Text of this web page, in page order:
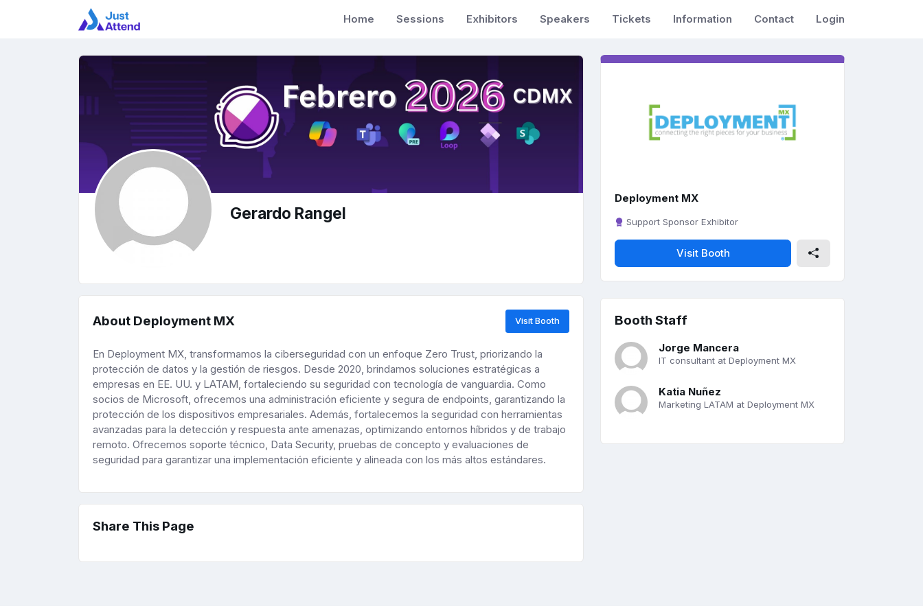
Home Sessions Exhibitors Speakers Tickets Information Contact Login
Gerardo Rangel
About Deployment MX Visit Booth
En Deployment MX, transformamos la ciberseguridad con un enfoque Zero Trust, priorizando la
protección de datos y la gestión de riesgos. Desde 2020, brindamos soluciones estratégicas a
empresas en EE. UU. y LATAM, fortaleciendo su seguridad con tecnología de vanguardia. Como
socios de Microsoft, ofrecemos una administración eficiente y segura de endpoints, garantizando la
protección de los dispositivos empresariales. Además, fortalecemos la seguridad con herramientas
avanzadas para la detección y respuesta ante amenazas, optimizando entornos híbridos y de trabajo
remoto. Ofrecemos soporte técnico, Data Security, pruebas de concepto y evaluaciones de
seguridad para garantizar una implementación eficiente y alineada con los más altos estándares.
Share This Page
Deployment MX
Support Sponsor Exhibitor
Visit Booth
Booth Staff
Jorge Mancera
IT consultant at Deployment MX
Katia Nuñez
Marketing LATAM at Deployment MX